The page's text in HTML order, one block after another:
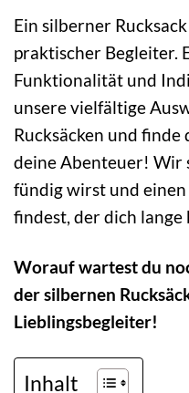
Ein silberner
praktischer Begleiter.
Funktionalität und
unsere vielfältige
Rucksäcken und
deine Abenteuer! Wir
fündig wirst und
findest, der dich lange
Worauf wartest du
der silbernen
Lieblingsbegleiter!
Inhalt